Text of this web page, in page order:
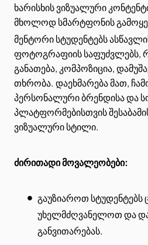
ხარისხის ვიზუალური
მხოლოდ სმარტფონის
მენტორი სტუდენტებს
ფოტოგრაფიის საფუძვლებს,
განათება, კომპოზიცია,
თხრობა. დაეხმარება მათ,
პერსონალური ბრენდისა და
პლატფორმებისთვის
ვიზუალური სტილი.
ძირითადი მოვალეობები:
გაუზიაროთ სტუდენტებს
უხელმძღვანელოთ და
განვითარებას.